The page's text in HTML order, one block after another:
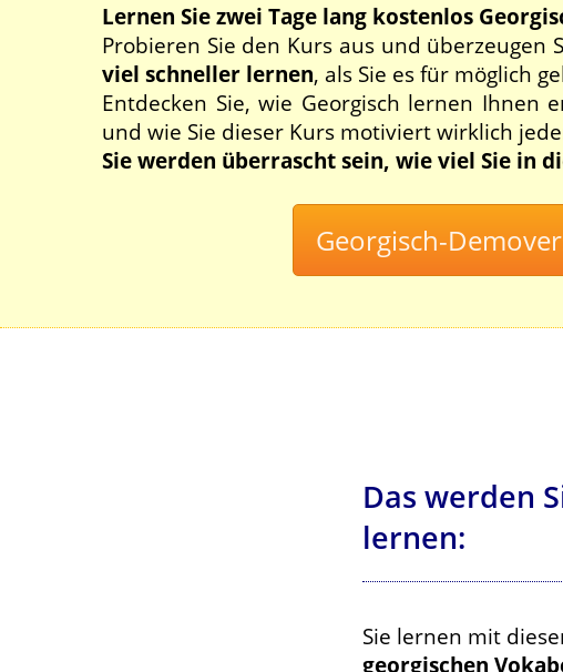
Lernen Sie zwei Tage lang kostenlos
Probieren Sie den Kurs aus und überzeugen
viel schneller lernen, als Sie es für möglich
Entdecken Sie, wie Georgisch lernen Ihnen
und wie Sie dieser Kurs motiviert wirklich
Sie werden überrascht sein, wie viel Sie in
Das werden
lernen:
Sie lernen mit
georgischen